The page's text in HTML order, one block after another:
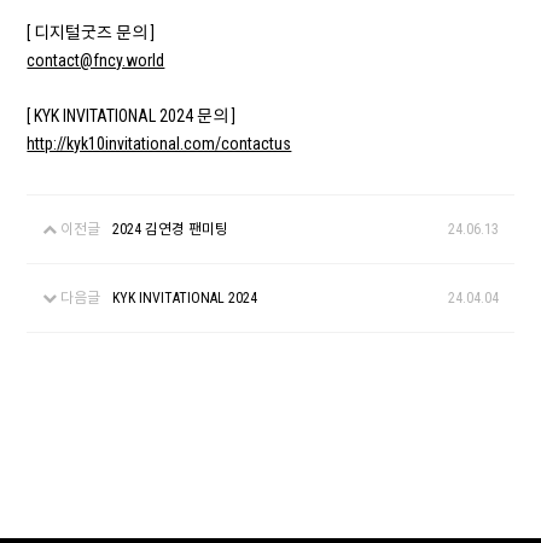
[ 디지털굿즈 문의 ]
contact@fncy.world
[ KYK INVITATIONAL 2024 문의 ]
http://kyk10invitational.com/contactus
이전글 2024 김연경 팬미팅 24.06.13
다음글 KYK INVITATIONAL 2024 24.04.04